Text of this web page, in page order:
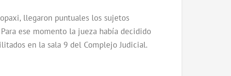
llegaron puntuales los sujetos
ese momento la jueza había decidido
en la sala 9 del Complejo Judicial.